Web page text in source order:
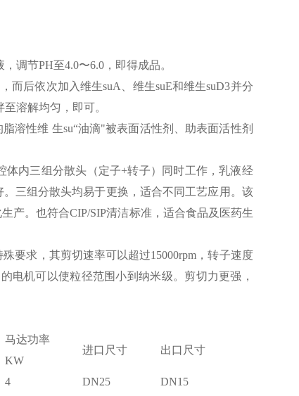
调节PH至4.0〜6.0，即得成品。
而后依次加入维生suA、维生suE和维生suD3并分
溶解均匀，即可。
溶性维 生su“油滴"被表面活性剂、助表面活性剂
内三组分散头（定子+转子）同时工作，乳液经
三组分散头均易于更换，适合不同工艺应用。该
产。也符合CIP/SIP清洁标准，适合食品及医药生
要求，其剪切速率可以超过15000rpm，转子速度
电机可以使粒径范围小到纳米级。剪切力更强，
马达功率
KW
进口尺寸 出口尺寸
4 DN25
DN15